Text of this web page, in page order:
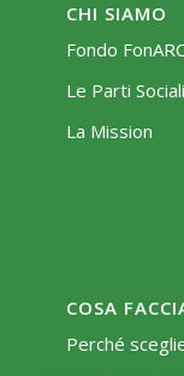
CHI SIAMO
Fondo
Le Parti Sociali
La Mission
COSA
Perché